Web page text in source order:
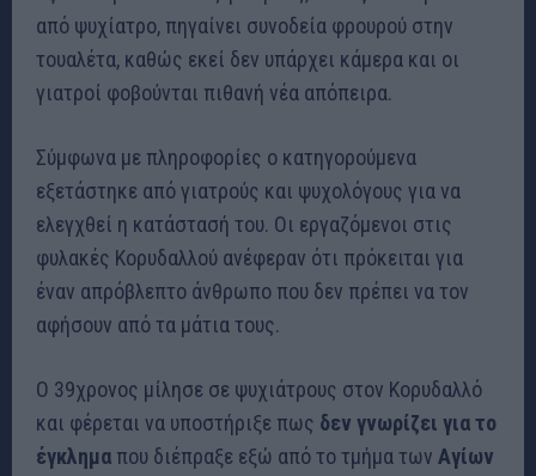
από ψυχίατρο, πηγαίνει συνοδεία φρουρού στην
τουαλέτα, καθώς εκεί δεν υπάρχει κάμερα και οι
γιατροί φοβούνται πιθανή νέα απόπειρα.
Σύμφωνα με πληροφορίες ο κατηγορούμενα
εξετάστηκε από γιατρούς και ψυχολόγους για να
ελεγχθεί η κατάστασή του. Οι εργαζόμενοι στις
φυλακές Κορυδαλλού ανέφεραν ότι πρόκειται για
έναν απρόβλεπτο άνθρωπο που δεν πρέπει να τον
αφήσουν από τα μάτια τους.
Ο 39χρονος μίλησε σε ψυχιάτρους στον Κορυδαλλό
και φέρεται να υποστήριξε πως δεν γνωρίζει για το
έγκλημα που διέπραξε εξώ από το τμήμα των Αγίων